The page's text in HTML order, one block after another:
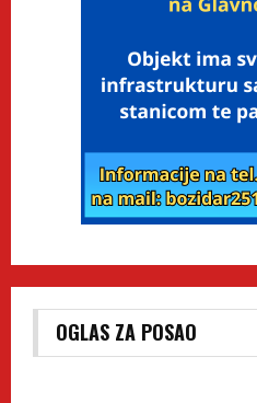
OGLAS ZA POSAO